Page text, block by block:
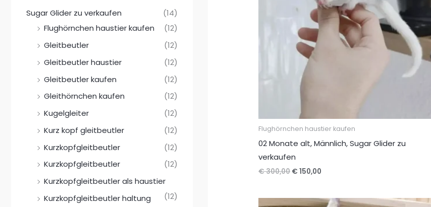
Sugar Glider zu verkaufen
(14)
Flughörnchen haustier kaufen
(12)
Gleitbeutler
(12)
Gleitbeutler haustier
(12)
Gleitbeutler kaufen
(12)
Gleithörnchen kaufen
(12)
Kugelgleiter
(12)
Kurz kopf gleitbeutler
(12)
Kurzkopfgleitbeutler
(12)
Kurzkopfgleitbeutler
(12)
Kurzkopfgleitbeutler als haustier
(12)
Kurzkopfgleitbeutler haltung
Flughörnchen haustier kaufen
02 Monate alt, Männlich, Sugar Glider zu
verkaufen
€300,00 Ursprünglicher
€ 300,00
€ 150,00
€ 150,00.